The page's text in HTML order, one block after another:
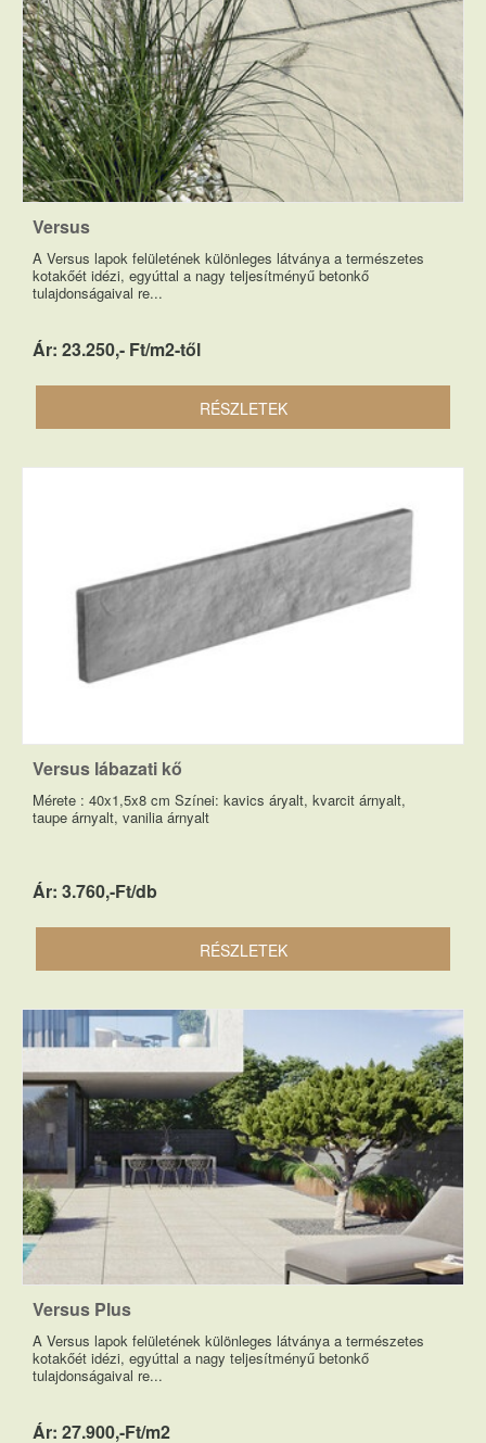
Versus
A Versus lapok felületének különleges látványa a természetes
kotakőét idézi, egyúttal a nagy teljesítményű betonkő
tulajdonságaival re...
Ár: 23.250,- Ft/m2-től
RÉSZLETEK
Versus lábazati kő
Mérete : 40x1,5x8 cm Színei: kavics áryalt, kvarcit árnyalt,
taupe árnyalt, vanilia árnyalt
Ár: 3.760,-Ft/db
RÉSZLETEK
Versus Plus
A Versus lapok felületének különleges látványa a természetes
kotakőét idézi, egyúttal a nagy teljesítményű betonkő
tulajdonságaival re...
Ár: 27.900,-Ft/m2